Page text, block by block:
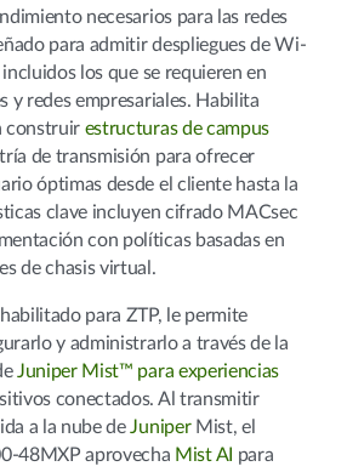
necesarios para las redes
para admitir despliegues de Wi-
los que se requieren en
y redes empresariales. Habilita
construir estructuras de campus
de transmisión para ofrecer
óptimas desde el cliente hasta la
clave incluyen cifrado MACsec
con políticas basadas en
de chasis virtual.
para ZTP, le permite
y administrarlo a través de la
Juniper Mist™ para experiencias
conectados. Al transmitir
a la nube deJuniper Mist, el
48MXP aprovecha Mist AI para